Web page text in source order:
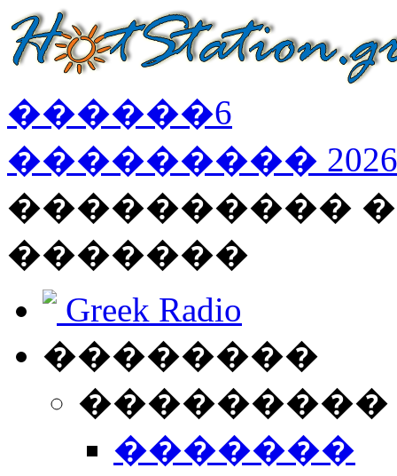
������6
��������� 2026
����������
�������
Greek Radio
��������
�������